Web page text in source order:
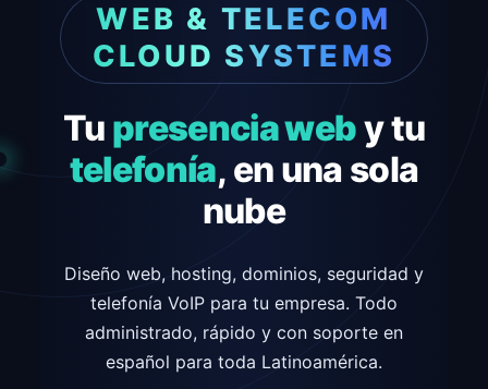
contenido
WEB & TELECOM
CLOUD SYSTEMS
Tu presencia weby tu
telefonía, en una sola
nube
Diseño web, hosting, dominios, seguridad y
telefonía VoIP para tu empresa. Todo
administrado, rápido y con soporte en
español para toda Latinoamérica.